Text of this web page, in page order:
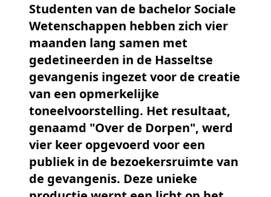
Studenten van de bachelor Sociale
Wetenschappen hebben zich vier
maanden lang samen met
gedetineerden in de Hasseltse
gevangenis ingezet voor de creatie
van een opmerkelijke
toneelvoorstelling. Het resultaat,
genaamd "Over de Dorpen", werd
vier keer opgevoerd voor een
publiek in de bezoekersruimte van
de gevangenis. Deze unieke